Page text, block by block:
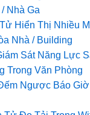
Nhà Ga
Hiển Thị Nhiều
Nhà / Building
Sát Năng Lực
Trong Văn Phòng
Ngược Báo